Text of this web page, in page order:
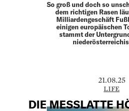
So groß und doch so
dem richtigen Rasen
Milliardengeschäft
einigen europäischen
stammt der
21.08.25
LIFE
DIE MESSLATTE